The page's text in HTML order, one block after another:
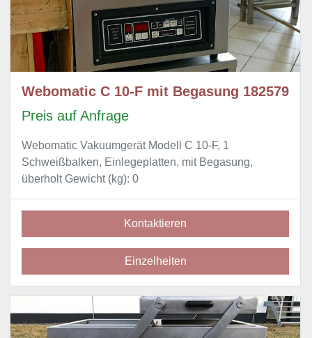
Webomatic C 10-F mit Begasung 182579
Preis auf Anfrage
Webomatic Vakuumgerät Modell C 10-F, 1
Schweißbalken, Einlegeplatten, mit Begasung,
überholt Gewicht (kg): 0
Kontaktieren
Einzelheiten